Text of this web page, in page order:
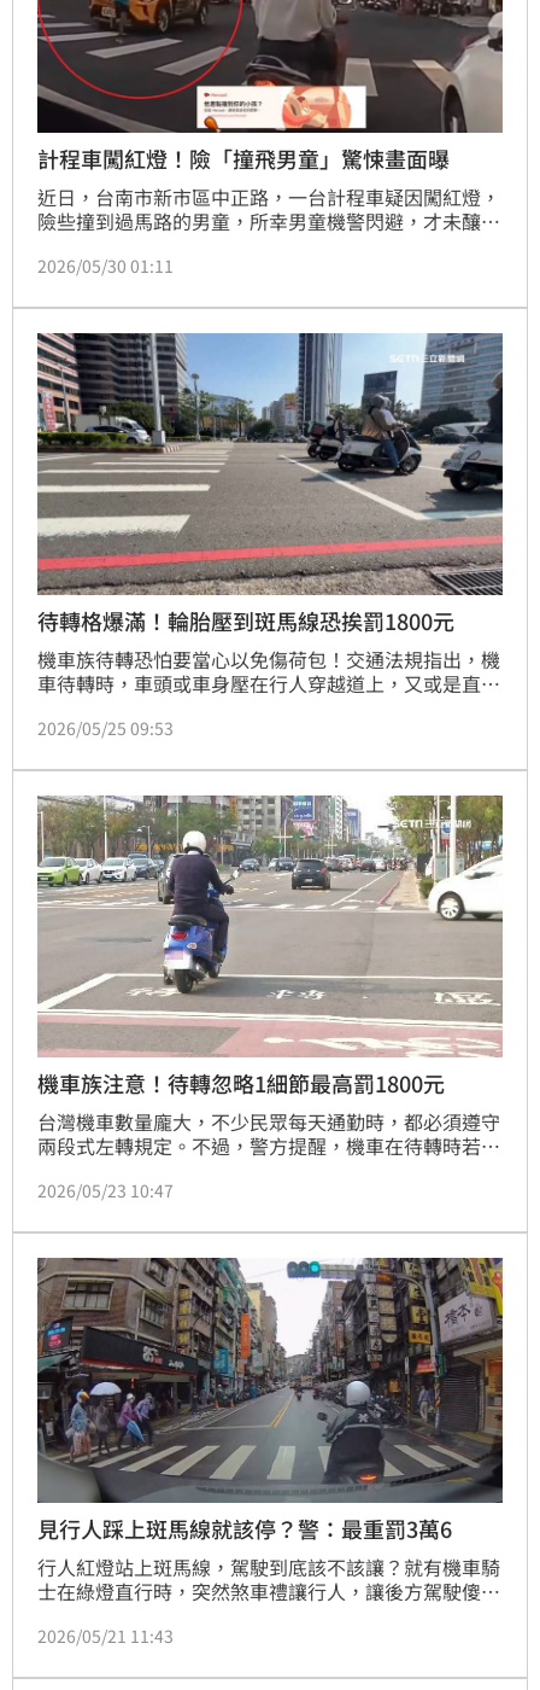
計程車闖紅燈！險「撞飛男童」驚悚畫面曝
近日，台南市新市區中正路，一台計程車疑因闖紅燈，
險些撞到過馬路的男童，所幸男童機警閃避，才未釀成
計程車撞飛，過程被民眾拍下PO網《WoWtchout - 地
表示「這根本是謀殺了」、「太危險」。對此，警方指
出，將通知計程車駕駛人到案說明，並依違反《道路交
通管理處罰條例》依法舉發。
2026/05/30 01:11
待轉格爆滿！輪胎壓到斑馬線恐挨罰1800元
機車族待轉恐怕要當心以免傷荷包！交通法規指出，機
車待轉時，車頭或車身壓在行人穿越道上，又或是直接
騎士遇到需要「兩段式左轉」的路口，準備騎進待轉
應，機車待轉過程同樣要注意，不能壓到斑馬線，否則
會視具體違規情形審酌，最高可處1800元罰鍰。
2026/05/25 09:53
機車族注意！待轉忽略1細節最高罰1800元
台灣機車數量龐大，不少民眾每天通勤時，都必須遵守
兩段式左轉規定。不過，警方提醒，機車在待轉時若占
元以上、1800元以下罰鍰，最重甚至會被吊銷駕照。
2026/05/23 10:47
見行人踩上斑馬線就該停？警：最重罰3萬6
行人紅燈站上斑馬線，駕駛到底該不該讓？就有機車騎
士在綠燈直行時，突然煞車禮讓行人，讓後方駕駛傻眼
守法，也有人批評根本是霸王條款。對此，警方過去也
2026/05/21 11:43